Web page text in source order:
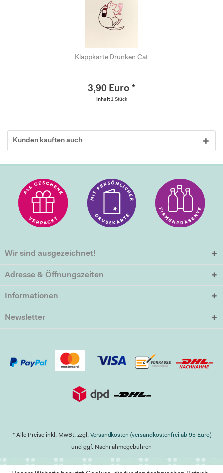
Klappkarte Drunken Cat
3,90 Euro *
Inhalt 1 Stück
Kunden kauften auch
Wir sind ausgezeichnet!
Adresse & Öffnungszeiten
Informationen
Newsletter
* Alle Preise inkl. MwSt. zzgl. Versandkosten (versandkostenfrei ab 95 Euro)
und ggf. Nachnahmegebühren